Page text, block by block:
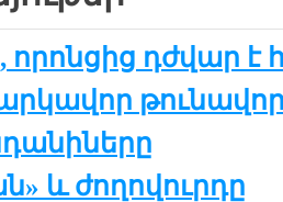
որոնցից դժվար է
թունավոր
և ժողովուրդը